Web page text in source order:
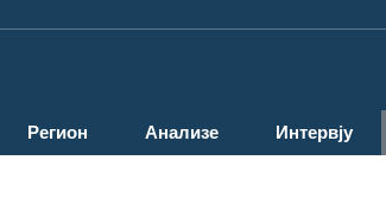
Регион Анализе Интервју